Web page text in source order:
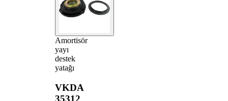
Amortisör
yayı
destek
yatağı
VKDA
35312